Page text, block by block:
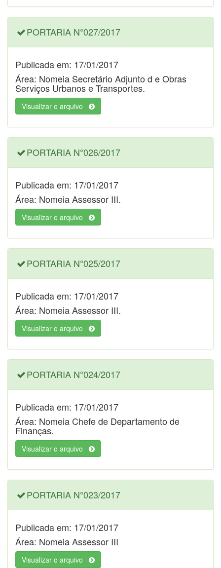
PORTARIA N°027/2017
Publicada em: 17/01/2017
Área: Nomeia Secretário Adjunto d e Obras
Serviços Urbanos e Transportes.
Visualizar o arquivo
PORTARIA N°026/2017
Publicada em: 17/01/2017
Área: Nomeia Assessor III.
Visualizar o arquivo
PORTARIA N°025/2017
Publicada em: 17/01/2017
Área: Nomeia Assessor III.
Visualizar o arquivo
PORTARIA N°024/2017
Publicada em: 17/01/2017
Área: Nomeia Chefe de Departamento de
Finanças.
Visualizar o arquivo
PORTARIA N°023/2017
Publicada em: 17/01/2017
Área: Nomeia Assessor III
Visualizar o arquivo